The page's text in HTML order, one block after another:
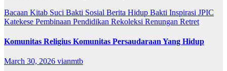
Bacaan Kitab Suci Bakti Sosial Berita Hidup Bakti Inspirasi JPIC
Katekese Pembinaan Pendidikan Rekoleksi Renungan Retret
Komunitas Religius Komunitas Persaudaraan Yang Hidup
March 30, 2026 vianmtb